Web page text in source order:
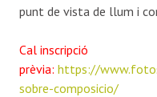
punt de vista de llum i
Cal inscripció
prèvia: https://
sobre-composicio/